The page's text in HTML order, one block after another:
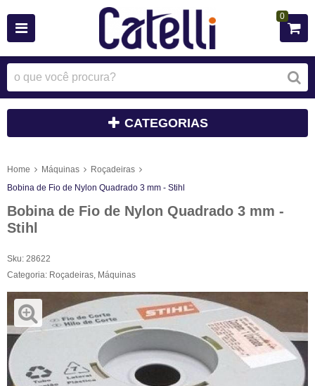
0
CATEGORIAS
Home Máquinas
Roçadeiras
Bobina de Fio de Nylon Quadrado 3 mm - Stihl
Bobina de Fio de Nylon Quadrado 3 mm -
Stihl
Sku: 28622
Categoria: Roçadeiras Máquinas